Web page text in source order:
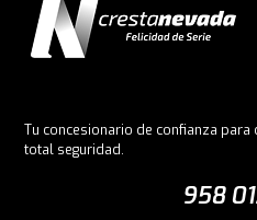
Tu concesionario de confianza
total seguridad.
958